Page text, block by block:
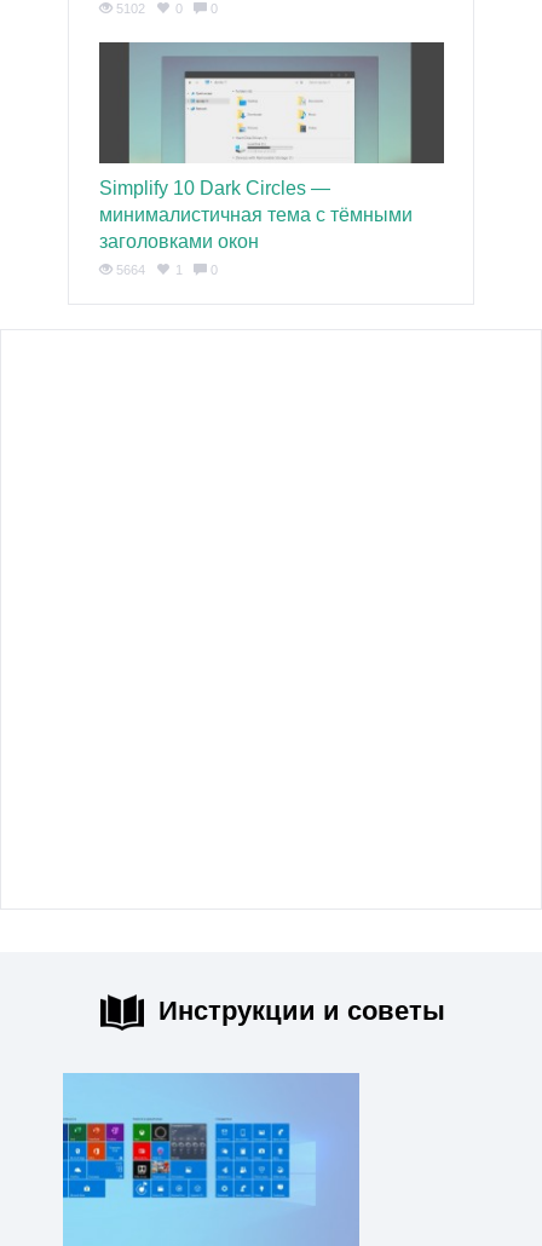
5102 0 0
Simplify 10 Dark Circles —
минималистичная тема с тёмными
заголовками окон
5664 1 0
Инструкции и советы